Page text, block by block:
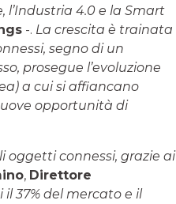
4.0 e la Smart
-. La crescita è trainata
segno di un
prosegue l’evoluzione
a cui si affiancano
opportunità di
oggetti connessi, grazie ai
, Direttore
37% del mercato e il